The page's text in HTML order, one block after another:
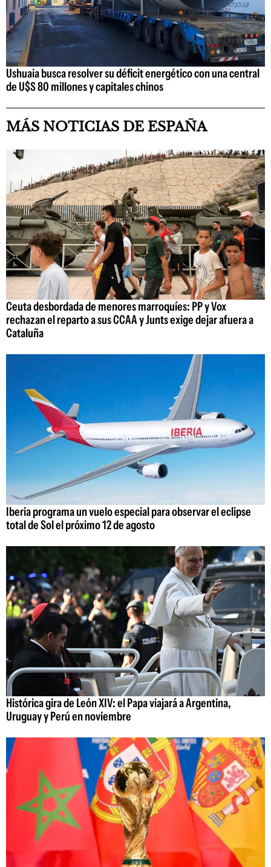
Ushuaia busca resolver su déficit energético con una central
de U$S 80 millones y capitales chinos
MÁS NOTICIAS DE ESPAÑA
Ceuta desbordada de menores marroquíes: PP y Vox
rechazan el reparto a sus CCAA y Junts exige dejar afuera a
Cataluña
Iberia programa un vuelo especial para observar el eclipse
total de Sol el próximo 12 de agosto
Histórica gira de León XIV: el Papa viajará a Argentina,
Uruguay y Perú en noviembre